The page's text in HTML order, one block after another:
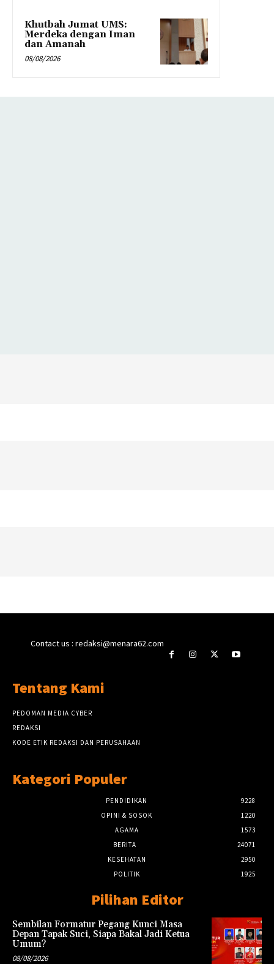
Khutbah Jumat UMS:
Merdeka dengan Iman
dan Amanah
08/08/2026
Contact us : redaksi@menara62.com
Tentang Kami
PEDOMAN MEDIA CYBER
REDAKSI
KODE ETIK REDAKSI DAN PERUSAHAAN
Kategori Populer
PENDIDIKAN
9228
OPINI & SOSOK
1220
AGAMA
1573
BERITA
24071
KESEHATAN
2950
POLITIK
1925
Pilihan Editor
Sembilan Formatur Pegang Kunci Masa
Depan Tapak Suci, Siapa Bakal Jadi Ketua
Umum?
08/08/2026